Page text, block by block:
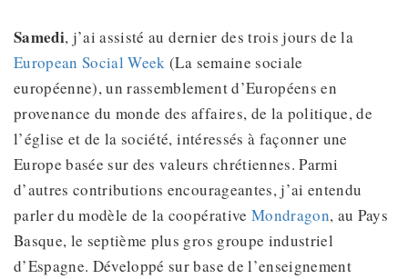
Samedi, j’ai assisté au dernier des trois jours de la
European Social Week (La semaine sociale
européenne), un rassemblement d’Européens en
provenance du monde des affaires, de la politique, de
l’église et de la société, intéressés à façonner une
Europe basée sur des valeurs chrétiennes. Parmi
d’autres contributions encourageantes, j’ai entendu
parler du modèle de la coopérative Mondragon, au Pays
Basque, le septième plus gros groupe industriel
d’Espagne. Développé sur base de l’enseignement